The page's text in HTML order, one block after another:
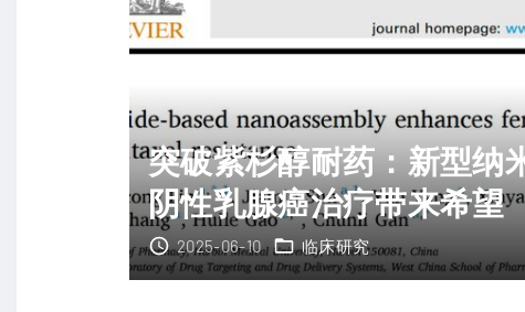
突破紫杉醇耐药：新型纳
阴性乳腺癌治疗带来希望
2025-06-10 临床研究